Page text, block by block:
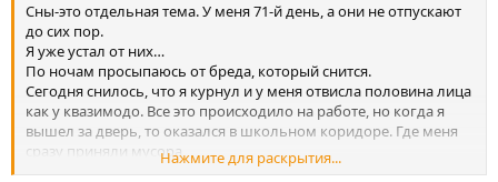
Сны-это отдельная тема. У меня 71-й день, а они не отпускают
до сих пор.
Я уже устал от них…
По ночам просыпаюсь от бреда, который снится.
Сегодня снилось, что я курнул и у меня отвисла половина лица
как у квазимодо. Все это происходило на работе, но когда я
вышел за дверь, то оказался в школьном коридоре. Где меня
сразу приняли мусора
Когда это уже закончится?))
Нажмите для раскрытия...